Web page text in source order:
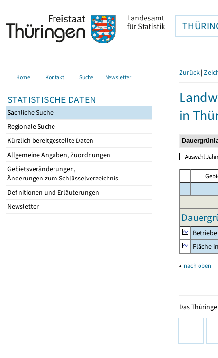
Home Kontakt Suche Newsletter
STATISTISCHE DATEN
Sachliche Suche
Regionale Suche
Kürzlich bereitgestellte Daten
Allgemeine Angaben, Zuordnungen
Gebietsveränderungen,
Änderungen zum Schlüsselverzeichnis
Definitionen und Erläuterungen
Newsletter
Zurück |
in
Betriebe
Fläche
▴ nach oben
Das